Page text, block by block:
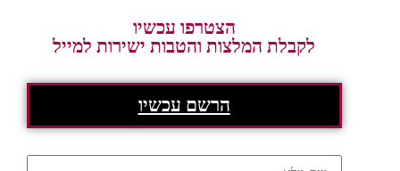
הצטרפו עכשיו
לקבלת המלצות והטבות ישירות למייל
הרשם עכשיו